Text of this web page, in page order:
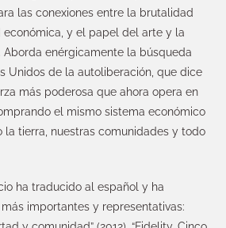
las conexiones entre la brutalidad
y el papel del arte y la
Aborda enérgicamente la búsqueda
Unidos de la autoliberación, que dice
más poderosa que ahora opera en
el mismo sistema económico
la tierra, nuestras comunidades y todo
ha traducido al español y ha
importantes y representativas: